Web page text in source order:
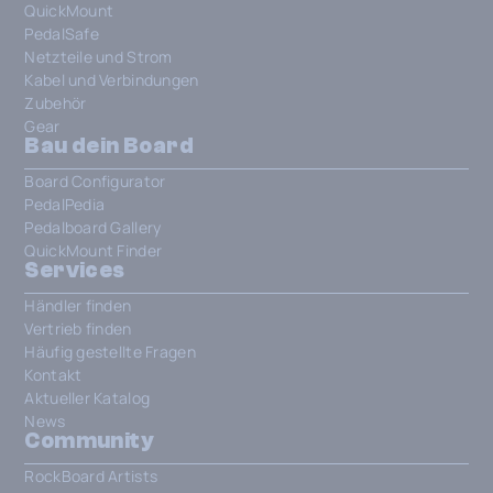
QuickMount
PedalSafe
Netzteile und Strom
Kabel und Verbindungen
Zubehör
Gear
Bau dein Board
Board Configurator
PedalPedia
Pedalboard Gallery
QuickMount Finder
Services
Händler finden
Vertrieb finden
Häufig gestellte Fragen
Kontakt
Aktueller Katalog
News
Community
RockBoard Artists